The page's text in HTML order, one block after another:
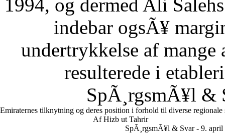
1994, og dermed Ali
indebar ogsÃ¥
undertrykkelse af
resulterede i
SpÃ¸rgsmÃ¥l &
Emiraternes tilknytning og deres position i forhold til diverse regionale
Af Hizb ut Tahrir
SpÃ¸rgsmÃ¥l & Svar - 9. april